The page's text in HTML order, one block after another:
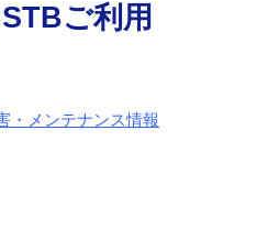
ご利用
・メンテナンス情報